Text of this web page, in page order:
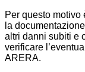
Per questo motivo
la
altri danni subiti e
verificare
ARERA.